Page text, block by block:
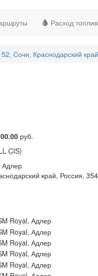
Расход
Сочи, Краснодарский
руб.
CIS)
Адлер
край, Россия,